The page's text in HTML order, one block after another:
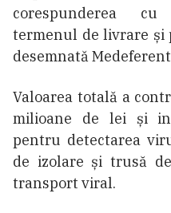
corespunderea
termenul de livrare și
desemnată
Valoarea totală a
milioane de lei și
pentru detectarea
de izolare și trusă
transport viral.